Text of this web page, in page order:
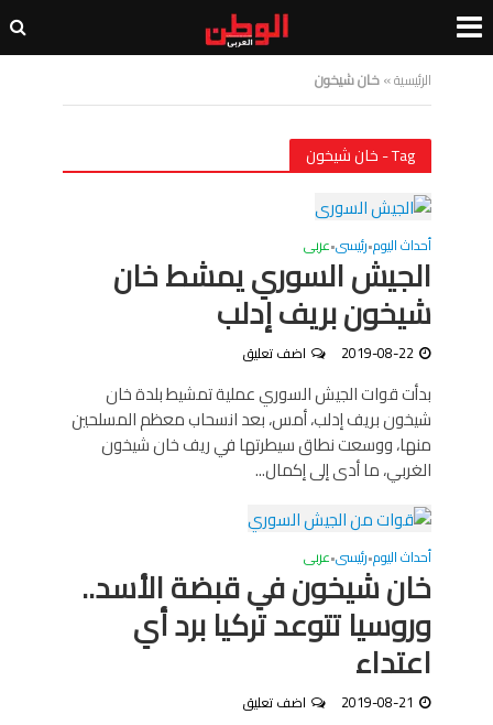
الرئيسية»خان شيخون
Tag - خان شيخون
أحداث اليوم•رئيسى•عربى
الجيش السوري يمشط خان
شيخون بريف إدلب
2019-08-22 اضف تعليق
بدأت قوات الجيش السوري عملية تمشيط بلدة خان
شيخون بريف إدلب، أمس، بعد انسحاب معظم المسلحين
منها، ووسعت نطاق سيطرتها في ريف خان شيخون
الغربي، ما أدى إلى إكمال...
أحداث اليوم•رئيسى•عربى
خان شيخون في قبضة الأسد..
وروسيا تتوعد تركيا برد أي
اعتداء
2019-08-21 اضف تعليق